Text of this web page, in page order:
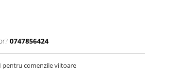
0747856424
pentru comenzile viitoare